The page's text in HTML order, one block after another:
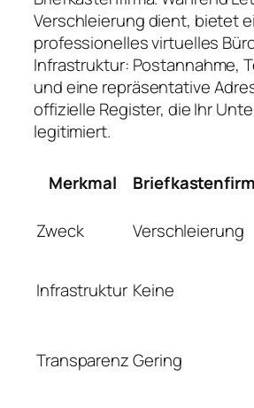
Verschleierung dient, bietet
professionelles virtuelles
Infrastruktur: Postannahme,
und eine repräsentative
offizielle Register, die Ihr
legitimiert.
Merkmal
Zweck
Verschleierung
Infrastruktur Keine
TransparenzGering